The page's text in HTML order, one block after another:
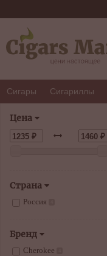
Сигары Сигариллы
Цена
Страна
Россия
Бренд
Cherokee